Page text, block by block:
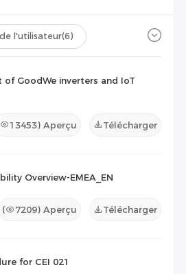
l'utilisateur(6)
(0) Autres(0)
GoodWe inverters and IoT
13453) Aperçu Télécharger
Overview-EMEA_EN
( 7209) Aperçu Télécharger
for CEI 021